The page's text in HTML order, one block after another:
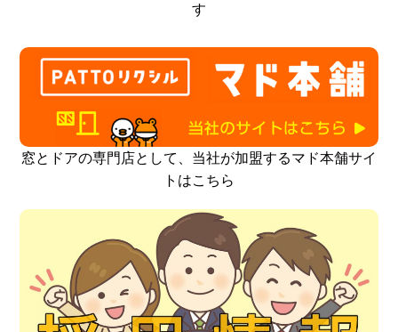
す
窓とドアの専門店として、当社が加盟するマド本舗サイ
トはこちら